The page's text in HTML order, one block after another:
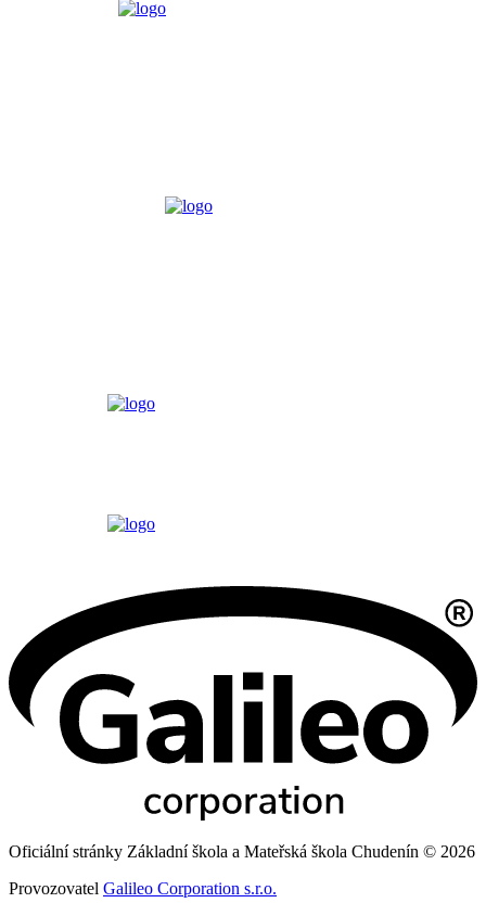
Oficiální stránky Základní škola a Mateřská škola Chudenín © 2026
Provozovatel Galileo Corporation s.r.o.